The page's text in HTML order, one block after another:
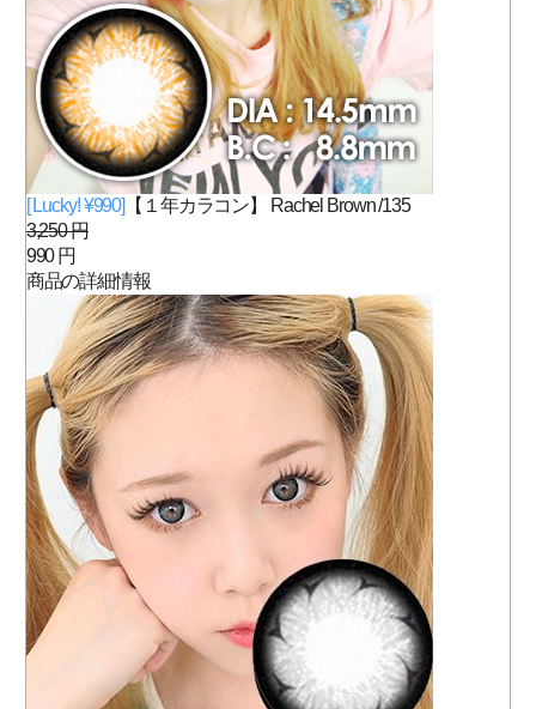
[ Lucky! ¥990] 【１年カラコン】 Rachel Brown /135
3,250 円
990 円
商品の詳細情報